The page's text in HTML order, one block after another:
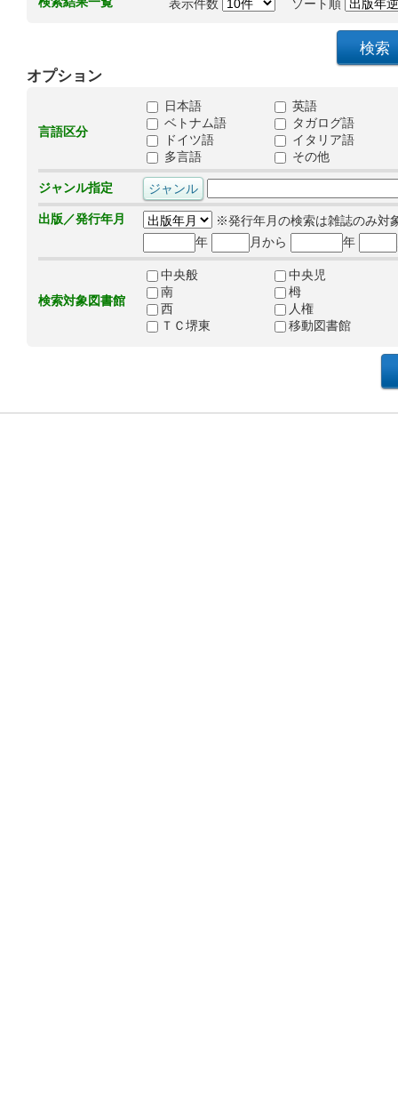
表示件数 ソート順
オプション
言語区分
日本語
英語
ベトナム語
タガログ語
ドイツ語
イタリア語
多言語
その他
ジャンル指定
出版／発行年月
※発行年月の検索は雑誌のみ対
年
月から 年
検索対象図書館
中央般
中央児
南
栂
西
人権
ＴＣ堺東
移動図書館